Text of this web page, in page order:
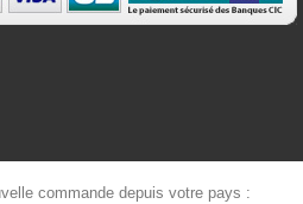
commande depuis votre pays :